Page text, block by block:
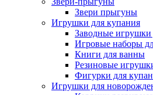
Звери прыгуны
Игрушки для купания
Заводные игрушки
Игровые наборы
Книги для ванны
Резиновые
Фигурки для
Игрушки для